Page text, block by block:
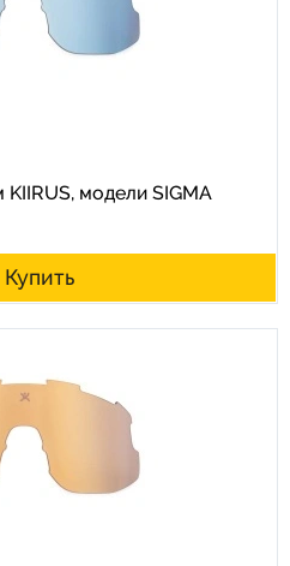
KIIRUS, модели SIGMA
Купить